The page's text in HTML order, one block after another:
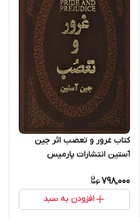
کتاب غرور و تعصب اثر جین
آستین انتشارات پارمیس
798,000
افزودن به سبد